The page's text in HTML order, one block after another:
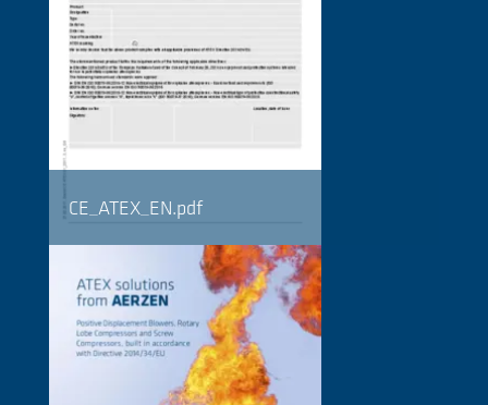
CE_ATEX_EN.pdf